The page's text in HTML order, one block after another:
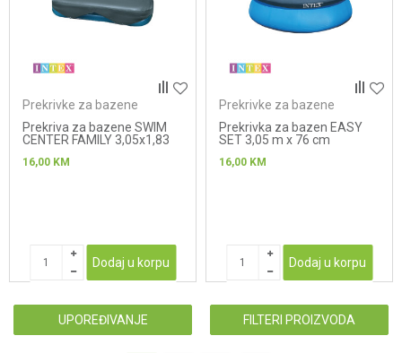
Prekrivke za bazene
Prekriva za bazene SWIM
CENTER FAMILY 3,05x1,83
16,00 KM
Dodaj u korpu
Prekrivke za bazene
Prekrivka za bazen EASY
SET 3,05 m x 76 cm
16,00 KM
Dodaj u korpu
UPOREĐIVANJE FILTERI PROIZVODA